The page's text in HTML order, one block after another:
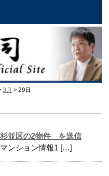
3月 > 29日
杉並区の2物件 を送信
ンション情報1 […]